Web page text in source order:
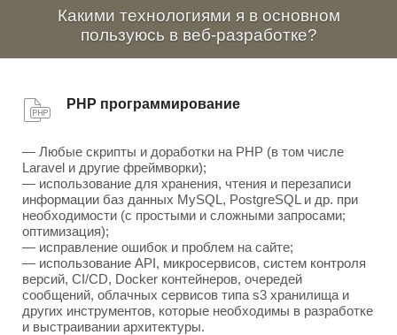
Какими технологиями я в основном
пользуюсь в веб-разработке?
PHP программирование
— Любые скрипты и доработки на PHP (в том числе
Laravel и другие фреймворки);
— использование для хранения, чтения и перезаписи
информации баз данных MySQL, PostgreSQL и др. при
необходимости (с простыми и сложными запросами;
оптимизация);
— исправление ошибок и проблем на сайте;
— использование API, микросервисов, систем контроля
версий, CI/CD, Docker контейнеров, очередей
сообщений, облачных сервисов типа s3 хранилища и
других инструментов, которые необходимы в разработке
и выстраивании архитектуры.